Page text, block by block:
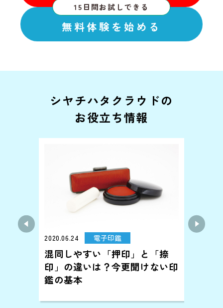
15日間お試しできる
無料体験を始める
シヤチハタクラウドの
お役立ち情報
2020.06.24 電子印鑑
混同しやすい「押印」と「捺
印」の違いは？今更聞けない印
鑑の基本